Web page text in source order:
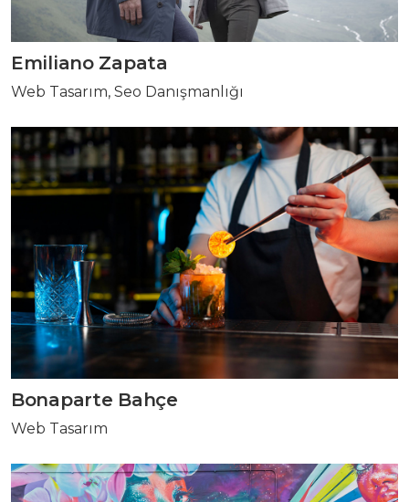
Emiliano Zapata
Web Tasarım, Seo Danışmanlığı
Bonaparte Bahçe
Web Tasarım